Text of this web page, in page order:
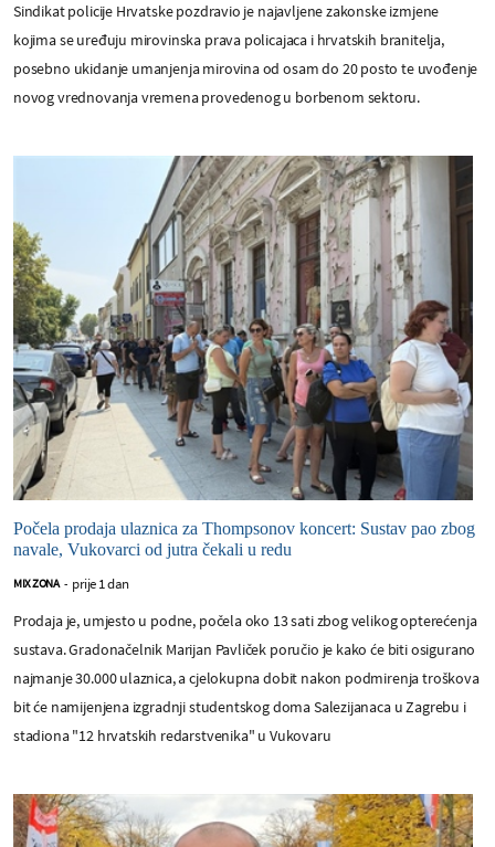
Sindikat policije Hrvatske pozdravio je najavljene zakonske izmjene
kojima se uređuju mirovinska prava policajaca i hrvatskih branitelja,
posebno ukidanje umanjenja mirovina od osam do 20 posto te uvođenje
novog vrednovanja vremena provedenog u borbenom sektoru.
Počela prodaja ulaznica za Thompsonov koncert: Sustav pao zbog
navale, Vukovarci od jutra čekali u redu
MIX ZONA - prije 1 dan
Prodaja je, umjesto u podne, počela oko 13 sati zbog velikog opterećenja
sustava. Gradonačelnik Marijan Pavliček poručio je kako će biti osigurano
najmanje 30.000 ulaznica, a cjelokupna dobit nakon podmirenja troškova
bit će namijenjena izgradnji studentskog doma Salezijanaca u Zagrebu i
stadiona "12 hrvatskih redarstvenika" u Vukovaru